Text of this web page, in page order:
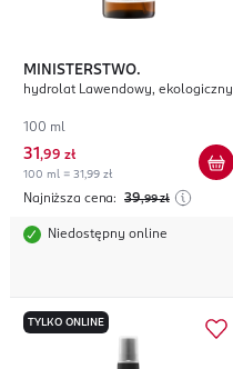
MINISTERSTWO.
hydrolat Lawendowy, ekologiczny
100 ml
31 ,99 zł
100 ml = 31,99 zł
Najniższa cena: 39,99 zł
Niedostępny online
TYLKO ONLINE